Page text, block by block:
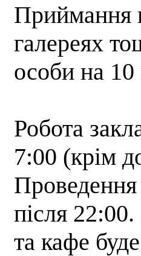
Приймання
галереях
особи на 10
Робота
7:00 (крім
Проведення
після
та кафе